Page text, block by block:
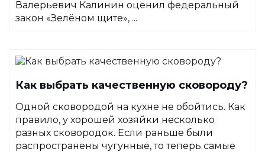
Валерьевич Калинин оценил федеральный
закон «Зелёном щите», ...
Как выбрать качественную сковороду?
Одной сковородой на кухне не обойтись. Как
правило, у хорошей хозяйки несколько
разных сковородок. Если раньше были
распространены чугунные, то теперь самые